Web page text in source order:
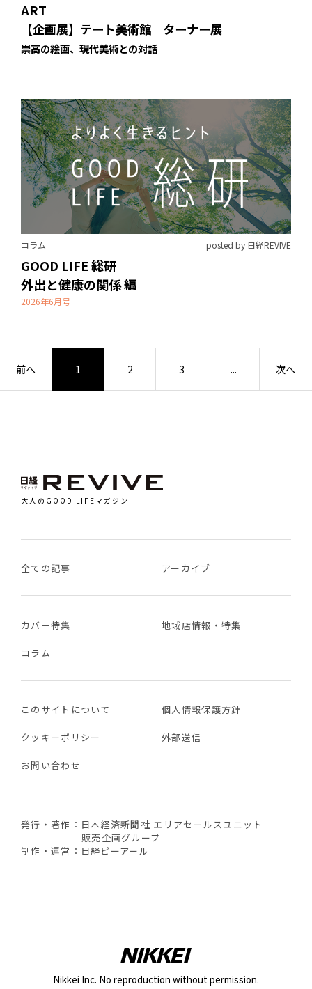
ART
【企画展】テート美術館 ターナー展
――崇高の絵画、現代美術との対話
コラム posted by 日経REVIVE
GOOD LIFE 総研
外出と健康の関係 編
2026年6月号
前へ 1 2 3 ... 次へ
大人のGOOD LIFEマガジン
全ての記事 アーカイブ
カバー特集 地域店情報・特集
コラム
このサイトについて 個人情報保護方針
クッキーポリシー 外部送信
お問い合わせ
発行・著作：日本経済新聞社 エリアセールスユニット
販売企画グループ
制作・運営：日経ピーアール
Nikkei Inc. No reproduction without permission.